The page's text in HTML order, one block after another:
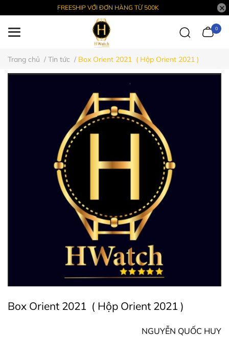
FREESHIP VỚI ĐƠN HÀNG TỪ 500K
0
Trang chủ / Tin tức / Box Orient 2021 ( Hộp Orient 2021 )
Box Orient 2021 ( Hộp Orient 2021 )
NGUYỄN QUỐC HUY